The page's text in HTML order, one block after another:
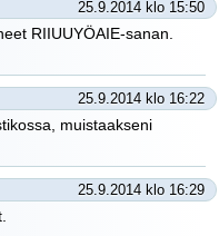
25.9.2014 klo 15:50
RIIUUYÖAIE-sanan.
25.9.2014 klo 16:22
muistaakseni
25.9.2014 klo 16:29